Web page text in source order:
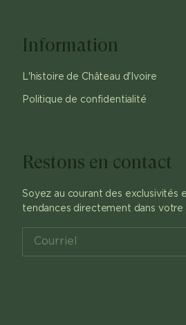
Information
L'histoire de Château d'Ivoire
Politique de confidentialité
Restons en contact
Soyez au courant des exclusivités
tendances directement dans votre